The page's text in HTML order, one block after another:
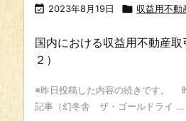
 2023年8月19日  収益用不動
国内における収益用不動産
２）
※昨日投稿した内容の続きです。
記事（幻冬舎 ザ・ゴールドライ ...